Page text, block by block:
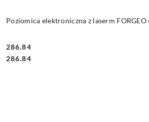
Poziomica elektroniczna z laserm FORGEO
Cena:
286.84
Cena:
286.84